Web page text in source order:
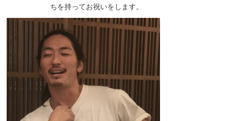
ちを持ってお祝いをします。